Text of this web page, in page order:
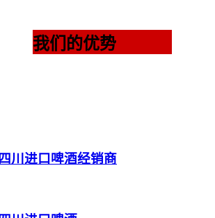
我们的优势
四川进口啤酒经销商